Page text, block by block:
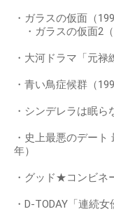
・ガラスの仮面（
・ガラスの仮面2（
・大河ドラマ「元禄
・青い鳥症候群（
・シンデレラは眠ら
・史上最悪のデー
年）
・グッド★コンビネ
・D-TODAY「連続